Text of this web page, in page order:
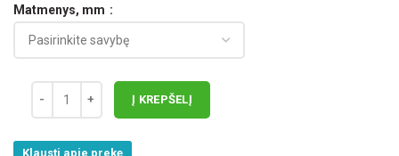
through
2,54 €
Matmenys, mm
Į KREPŠELĮ
Klausti apie prekę